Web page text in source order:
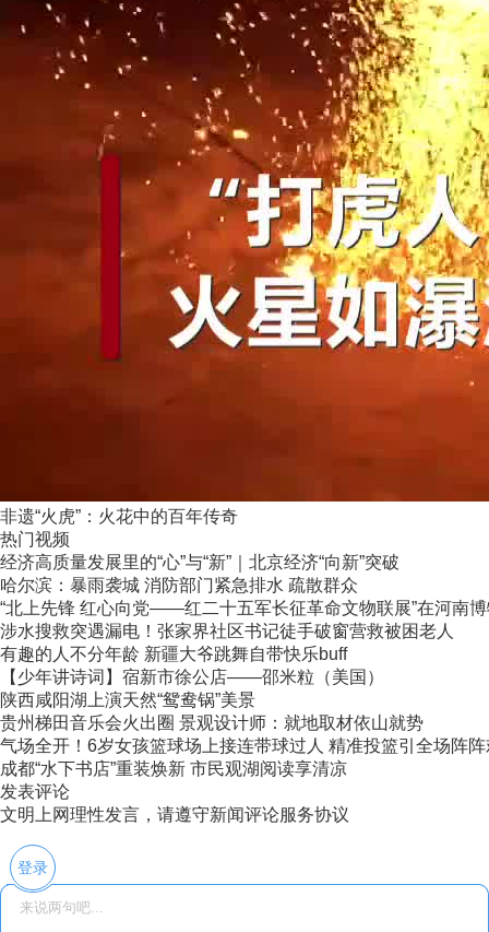
非遗“火虎”：火花中的百年传奇
热门视频
经济高质量发展里的“心”与“新”｜北京经济“向新”突破
哈尔滨：暴雨袭城 消防部门紧急排水 疏散群众
“北上先锋 红心向党——红二十五军长征革命文物联展”在河南
涉水搜救突遇漏电！张家界社区书记徒手破窗营救被困老人
有趣的人不分年龄 新疆大爷跳舞自带快乐buff
【少年讲诗词】宿新市徐公店——邵米粒（美国）
陕西咸阳湖上演天然“鸳鸯锅”美景
贵州梯田音乐会火出圈 景观设计师：就地取材依山就势
气场全开！6岁女孩篮球场上接连带球过人 精准投篮引全场阵
成都“水下书店”重装焕新 市民观湖阅读享清凉
发表评论
文明上网理性发言，请遵守新闻评论服务协议
登录